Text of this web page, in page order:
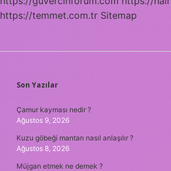
https://temmet.com.tr Sitemap
SIDEBAR
Son Yazılar
Çamur kayması nedir ?
Ağustos 9, 2026
Kuzu göbeği mantarı nasıl anlaşılır ?
Ağustos 8, 2026
Müjgan etmek ne demek ?